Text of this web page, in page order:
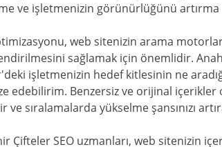
ve işletmenizin görünürlüğünü artırma
web sitenizin arama
sağlamak için önemlidir.
işletmenizin hedef kitlesinin ne
edebilirim. Benzersiz ve orijinal
ve sıralamalarda yükselme şansınızı
Çifteler SEO uzmanları, web sitenizin